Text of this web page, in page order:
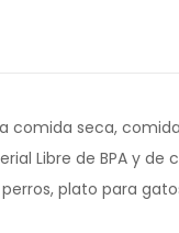
seca,
Libre de BPA y
plato para